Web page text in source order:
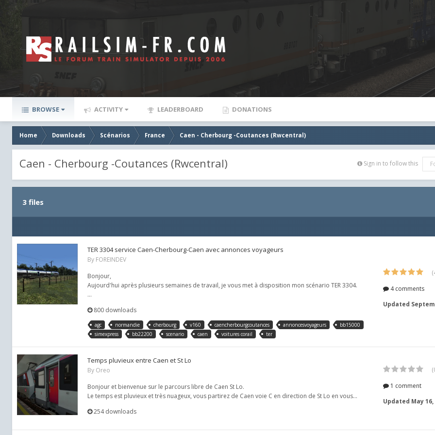
BROWSE ACTIVITY LEADERBOARD DONATIONS
Home Downloads Scénarios France Caen - Cherbourg -Coutances (Rwcentral)
Caen - Cherbourg -Coutances (Rwcentral) Sign in to follow this
3 files
TER 3304 service Caen-Cherbourg-Caen avec annonces voyageurs
By FOREINDEV
Bonjour,
Aujourd'hui après plusieurs semaines de travail, je vous met à disposition mon scénario TER 3304.
...
800 downloads
agc normandie cherbourg v160 caencherbourgcoutances annoncesvoyageurs
bb15000
simexpress
bb22200 scenario caen voitures corail ter
4 comments
Updated
Temps pluvieux entre Caen et St Lo
By Oreo
Bonjour et bienvenue sur le parcours libre de Caen St Lo.
Le temps est pluvieux et très nuageux, vous partirez de Caen voie C en direction de St Lo en vous...
254 downloads
1 comment
Updated May 16,